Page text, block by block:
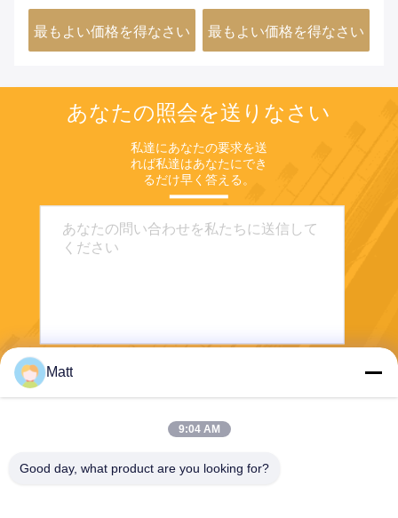
最もよい価格を得なさい 最もよい価格を得なさい
あなたの照会を送りなさい
私達にあなたの要求を送
れば私達はあなたにでき
るだけ早く答える。
Matt
9:04 AM
Good day, what product are you looking for?